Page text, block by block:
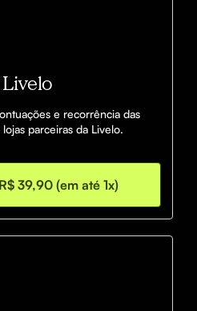
e recorrência das
parceiras da Livelo.
39,90 (em até 1x)